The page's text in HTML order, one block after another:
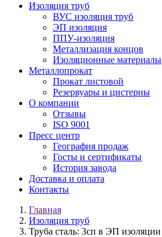
Изоляция труб
ВУС изоляция труб
ЭП изоляция
ППУ-изоляция
Металлизация концов
Изоляционные материалы
Металлопрокат
Прокат листовой
Резервуары и цистерны
О компании
Отзывы
ISO 9001
Пресс центр
География продаж
Госты и сертификаты
История завода
Доставка и оплата
Контакты
Главная
Изоляция труб
Труба сталь: 3сп в ЭП изоляции